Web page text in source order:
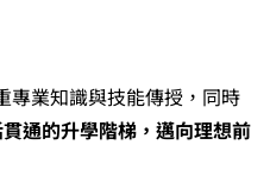
專業知識與技能傳授，同時
通的升學階梯，邁向理想前